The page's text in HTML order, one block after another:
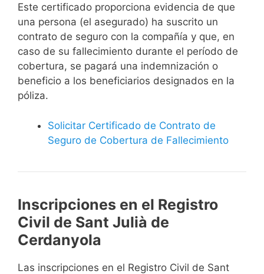
Este certificado proporciona evidencia de que
una persona (el asegurado) ha suscrito un
contrato de seguro con la compañía y que, en
caso de su fallecimiento durante el período de
cobertura, se pagará una indemnización o
beneficio a los beneficiarios designados en la
póliza.
Solicitar Certificado de Contrato de
Seguro de Cobertura de Fallecimiento
Inscripciones en el Registro
Civil de Sant Julià de
Cerdanyola
Las inscripciones en el Registro Civil de Sant